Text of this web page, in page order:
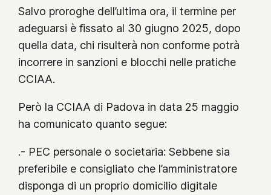
Salvo proroghe dell’ultima ora, il termine per
adeguarsi è fissato al 30 giugno 2025, dopo
quella data, chi risulterà non conforme potrà
incorrere in sanzioni e blocchi nelle pratiche
CCIAA.
Però la CCIAA di Padova in data 25 maggio
ha comunicato quanto segue:
.- PEC personale o societaria: Sebbene sia
preferibile e consigliato che l’amministratore
disponga di un proprio domicilio digitale